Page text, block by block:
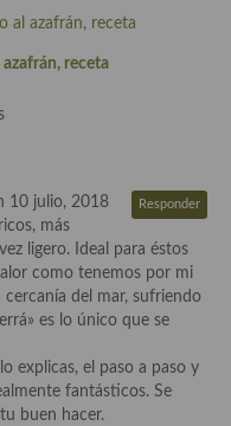
receta
10 julio, 2018 Responder
más
ligero. Ideal para éstos
como tenemos por mi
cercanía del mar, sufriendo
es lo único que se
explicas, el paso a paso y
fantásticos. Se
buen hacer.